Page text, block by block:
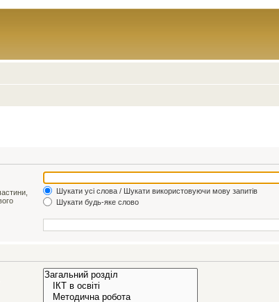
Шукати усі слова / Шукати використовуючи мову запитів
Шукати будь-яке слово